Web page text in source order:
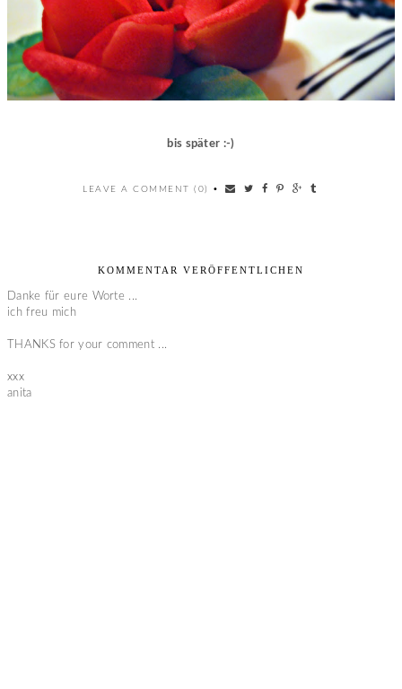
bis später :-)
LEAVE A COMMENT (0) •
KOMMENTAR VERÖFFENTLICHEN
Danke für eure Worte ...
ich freu mich
THANKS for your comment ...
xxx
anita